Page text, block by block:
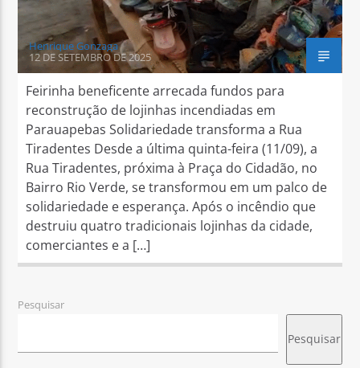
Henrique Gonzaga
12 DE SETEMBRO DE 2025
Feirinha beneficente arrecada fundos para
reconstrução de lojinhas incendiadas em
Parauapebas Solidariedade transforma a Rua
Tiradentes Desde a última quinta-feira (11/09), a
Rua Tiradentes, próxima à Praça do Cidadão, no
Bairro Rio Verde, se transformou em um palco de
solidariedade e esperança. Após o incêndio que
destruiu quatro tradicionais lojinhas da cidade,
comerciantes e a […]
Pesquisar
Pesquisar